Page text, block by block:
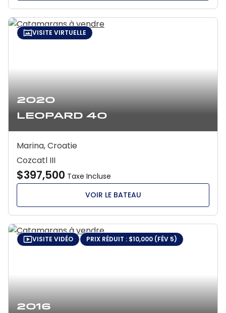
2020
Leopard 40
VISITE VIRTUELLE
Marina, Croatie
Cozcatl III
$397,500 Taxe Incluse
VOIR LE BATEAU
2016
VISITE VIDÉO PRIX RÉDUIT : $10,000 (FÉV 5)